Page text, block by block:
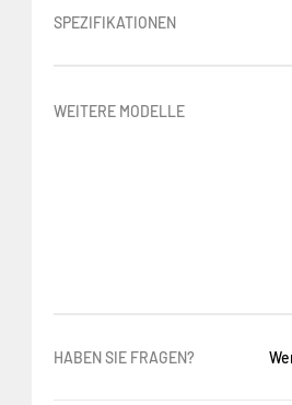
SPEZIFIKATIONEN
WEITERE MODELLE
HABEN SIE FRAGEN?